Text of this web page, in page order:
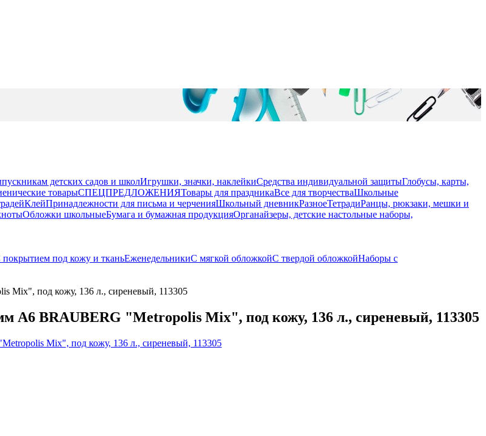
детских садов и школИгрушки, значки, наклейкиСредства индивидуальной защитыГлобусы, карты,
товарыСПЕЦПРЕДЛОЖЕНИЯТовары для праздникаВсе для творчестваШкольные
КлейПринадлежности для письма и черченияШкольный дневникРазноеТетрадиРанцы, рюкзаки, мешки и
Обложки школьныеБумага и бумажная продукцияОрганайзеры, детские настольные наборы,
под кожу и тканьЕженедельникиС мягкой обложкойС твердой обложкойНаборы с
под кожу, 136 л., сиреневый, 113305
BRAUBERG "Metropolis Mix", под кожу, 136 л., сиреневый, 113305